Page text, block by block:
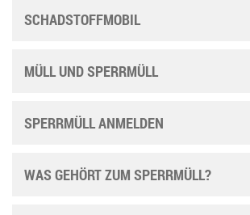
SCHADSTOFFMOBIL
MÜLL UND SPERRMÜLL
SPERRMÜLL ANMELDEN
WAS GEHÖRT ZUM SPERRMÜLL?